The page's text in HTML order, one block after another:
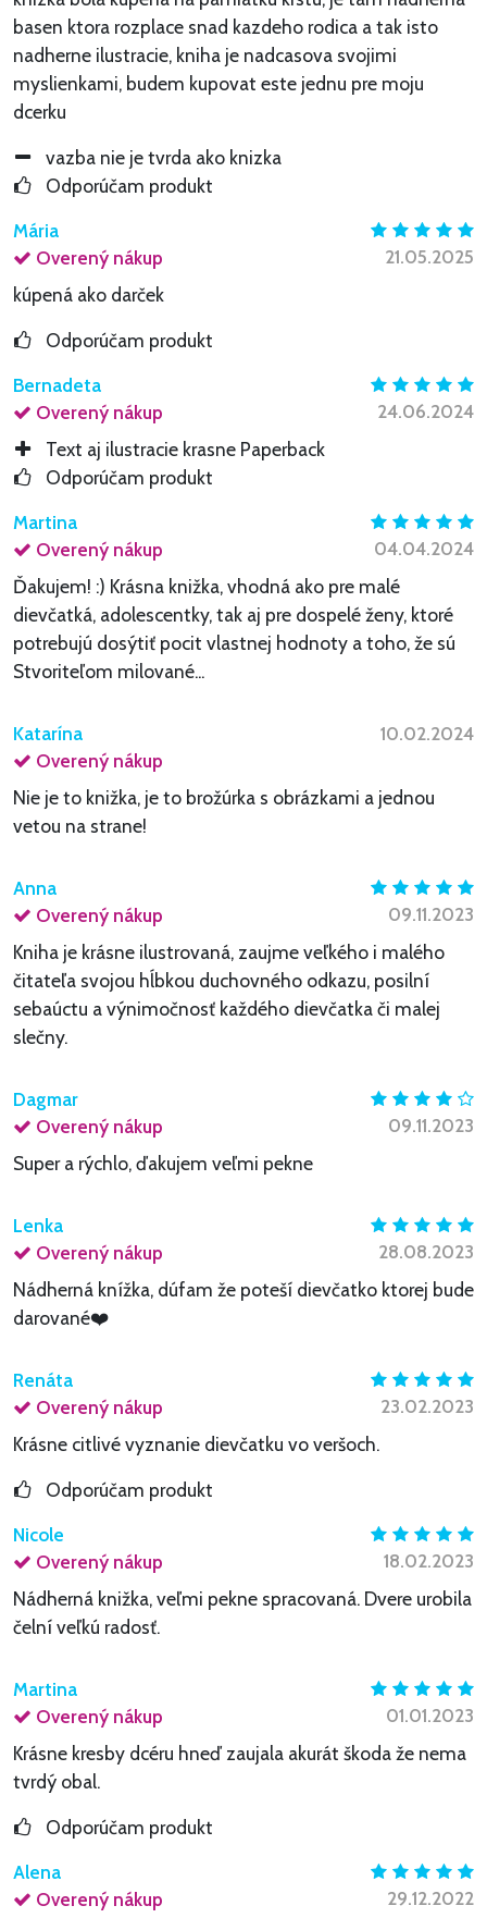
basen ktora rozplace snad kazdeho rodica a tak isto
nadherne ilustracie, kniha je nadcasova svojimi
myslienkami, budem kupovat este jednu pre moju
dcerku
vazba nie je tvrda ako knizka
Odporúčam produkt
Mária
Overený nákup
21.05.2025
kúpená ako darček
Odporúčam produkt
Bernadeta
Overený nákup
24.06.2024
Text aj ilustracie krasne Paperback
Odporúčam produkt
Martina
Overený nákup
04.04.2024
Ďakujem! :) Krásna knižka, vhodná ako pre malé
dievčatká, adolescentky, tak aj pre dospelé ženy, ktoré
potrebujú dosýtiť pocit vlastnej hodnoty a toho, že sú
Stvoriteľom milované...
Katarína
Overený nákup
10.02.2024
Nie je to knižka, je to brožúrka s obrázkami a jednou
vetou na strane!
Anna
Overený nákup
09.11.2023
Kniha je krásne ilustrovaná, zaujme veľkého i malého
čitateľa svojou hĺbkou duchovného odkazu, posilní
sebaúctu a výnimočnosť každého dievčatka či malej
slečny.
Dagmar
Overený nákup
09.11.2023
Super a rýchlo, ďakujem veľmi pekne
Lenka
Overený nákup
28.08.2023
Nádherná knížka, dúfam že poteší dievčatko ktorej bude
darované❤️
Renáta
Overený nákup
23.02.2023
Krásne citlivé vyznanie dievčatku vo veršoch.
Odporúčam produkt
Nicole
Overený nákup
18.02.2023
Nádherná knižka, veľmi pekne spracovaná. Dvere urobila
čelní veľkú radosť.
Martina
Overený nákup
01.01.2023
Krásne kresby dcéru hneď zaujala akurát škoda že nema
tvrdý obal.
Odporúčam produkt
Alena
Overený nákup
29.12.2022